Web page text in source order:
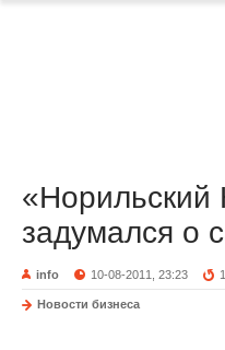
«Норильский
задумался о
info 10-08-2011, 23:23
Новости бизнеса